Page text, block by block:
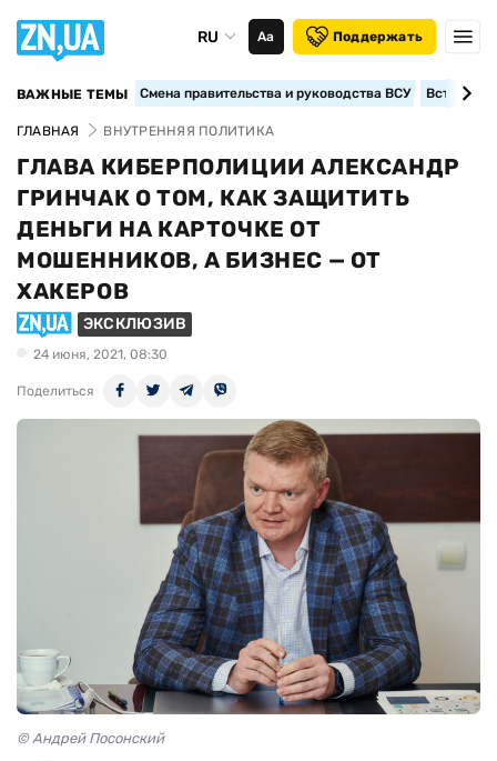
RU Аа Поддержать
ВАЖНЫЕ ТЕМЫ Смена правительства и руководства ВСУ
ГЛАВНАЯ ВНУТРЕННЯЯ ПОЛИТИКА
ГЛАВА КИБЕРПОЛИЦИИ АЛЕКСАНДР
ГРИНЧАК О ТОМ, КАК ЗАЩИТИТЬ
ДЕНЬГИ НА КАРТОЧКЕ ОТ
МОШЕННИКОВ, А БИЗНЕС — ОТ
ХАКЕРОВ
ЭКСКЛЮЗИВ
24 июня, 2021, 08:30
Поделиться
© Андрей Посонский